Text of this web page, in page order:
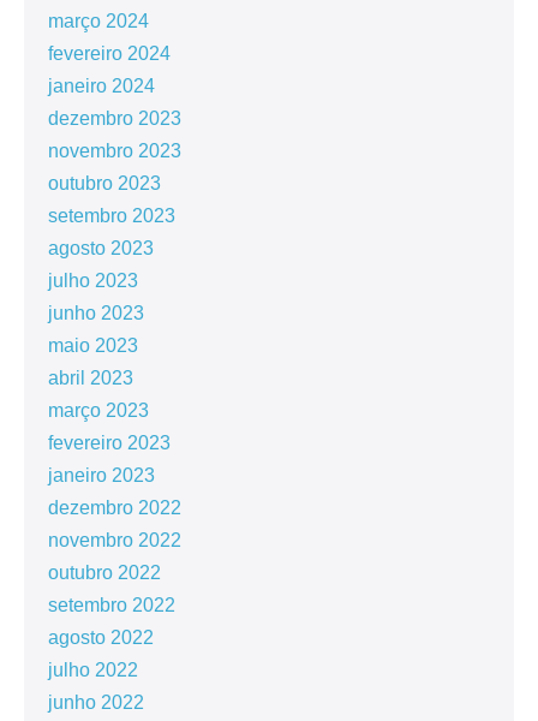
março 2024
fevereiro 2024
janeiro 2024
dezembro 2023
novembro 2023
outubro 2023
setembro 2023
agosto 2023
julho 2023
junho 2023
maio 2023
abril 2023
março 2023
fevereiro 2023
janeiro 2023
dezembro 2022
novembro 2022
outubro 2022
setembro 2022
agosto 2022
julho 2022
junho 2022